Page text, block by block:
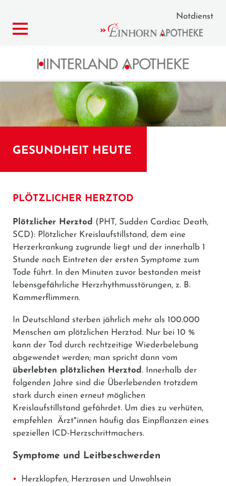
Notdienst
GESUNDHEIT HEUTE
PLÖTZLICHER HERZTOD
Plötzlicher Herztod (PHT, Sudden Cardiac Death,
SCD): Plötzlicher Kreislaufstillstand, dem eine
Herzerkrankung zugrunde liegt und der innerhalb 1
Stunde nach Eintreten der ersten Symptome zum
Tode führt. In den Minuten zuvor bestanden meist
lebensgefährliche Herzrhythmusstörungen, z. B.
Kammerflimmern.
In Deutschland sterben jährlich mehr als 100.000
Menschen am plötzlichen Herztod. Nur bei 10 %
kann der Tod durch rechtzeitige Wiederbelebung
abgewendet werden; man spricht dann vom
überlebten plötzlichen Herztod . Innerhalb der
folgenden Jahre sind die Überlebenden trotzdem
stark durch einen erneut möglichen
Kreislaufstillstand gefährdet. Um dies zu verhüten,
empfehlen Ärzt*innen häufig das Einpflanzen eines
speziellen ICD-Herzschrittmachers.
Symptome und Leitbeschwerden
Herzklopfen, Herzrasen und Unwohlsein